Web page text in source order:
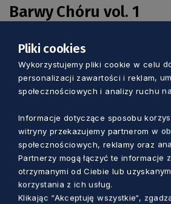
Barwy Chóru vol. 1
lecia Polskiego Chóru
21 kwietnia 2023 r., piątek,
Dwór Artusa
Długi Targ 43/44, Gdańsk
Program:
Feliks Nowowiejski – „Teka
56
Pliki cookies
Wykorzystujemy pliki cookie w celu
personalizacji zawartości i reklam,
społecznościowych i analizy ruchu
Informacje dotyczące sposobu
witryny przekazujemy partnerom w
społecznościowych, reklamy oraz
Partnerzy mogą łączyć te informacje
otrzymanymi od Ciebie lub
korzystania z ich usług.
Klikając “Akceptuję wszystkie“,